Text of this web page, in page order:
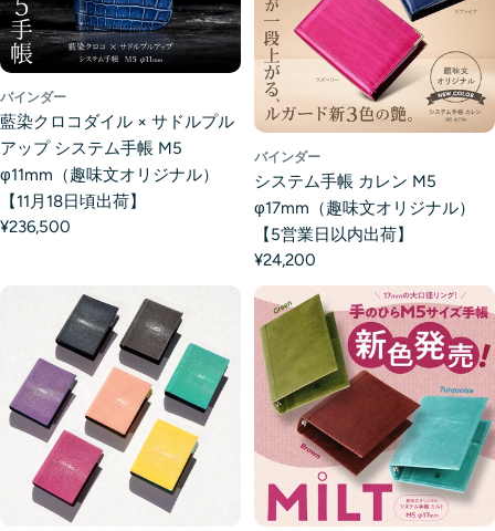
バインダー
藍染クロコダイル × サドルプル
アップ システム手帳 M5
φ11mm（趣味文オリジナル）
【11月18日頃出荷】
¥236,500
バインダー
システム手帳 カレン M5
φ17mm（趣味文オリジナル）
【5営業日以内出荷】
¥24,200